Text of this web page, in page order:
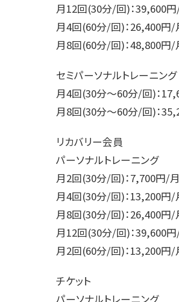
月12回(30分/回)：39,600円
月4回(60分/回)：26,400円/
月8回(60分/回)：48,800円/
セミパーソナルトレーニング
月4回(30分～60分/回)：
月8回(30分～60分/回)：
リカバリー会員
パーソナルトレーニング
月2回(30分/回)：7,700円/月
月4回(30分/回)：13,200円/
月8回(30分/回)：26,400円/
月12回(30分/回)：39,600円
月2回(60分/回)：13,200円/
チケット
パーソナルトレーニング